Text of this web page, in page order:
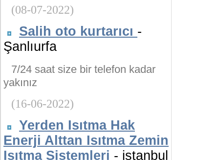
(08-07-2022)
Salih oto kurtarıcı -
Şanlıurfa
7/24 saat size bir telefon kadar
yakınız
(16-06-2022)
Yerden Isıtma Hak
Enerji Alttan Isıtma Zemin
Isıtma Sistemleri - istanbul